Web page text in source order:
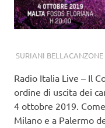
SURIANI BELLACANZONE
Radio Italia Live – Il
ordine di uscita dei
4 ottobre 2019.
Milano e a Palermo